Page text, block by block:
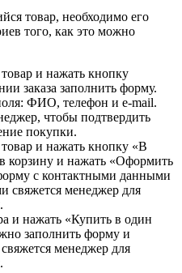
товар, необходимо его
того, как это можно
и нажать кнопку
заказа заполнить форму.
ФИО, телефон и e-mail.
чтобы подтвердить
покупки.
и нажать кнопку «В
корзину и нажать «Оформить
с контактными данными
свяжется менеджер для
и нажать «Купить в один
заполнить форму и
менеджер для